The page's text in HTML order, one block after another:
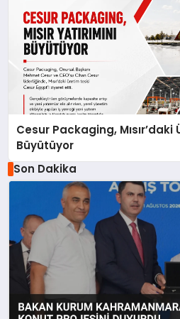
Cesur Packaging, Mısır’daki
Büyütüyor
Son Dakika